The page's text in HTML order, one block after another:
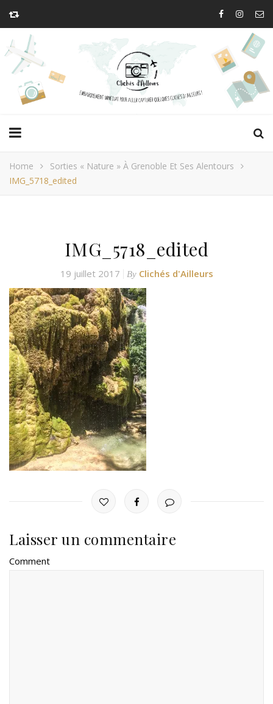
Home
Sorties « Nature » À Grenoble Et Ses Alentours
IMG_5718_edited
IMG_5718_edited
19 juillet 2017 By Clichés d'Ailleurs
Laisser un commentaire
Comment